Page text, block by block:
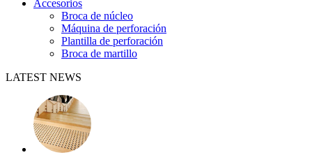
Accesorios
Broca de núcleo
Máquina de perforación
Plantilla de perforación
Broca de martillo
LATEST NEWS